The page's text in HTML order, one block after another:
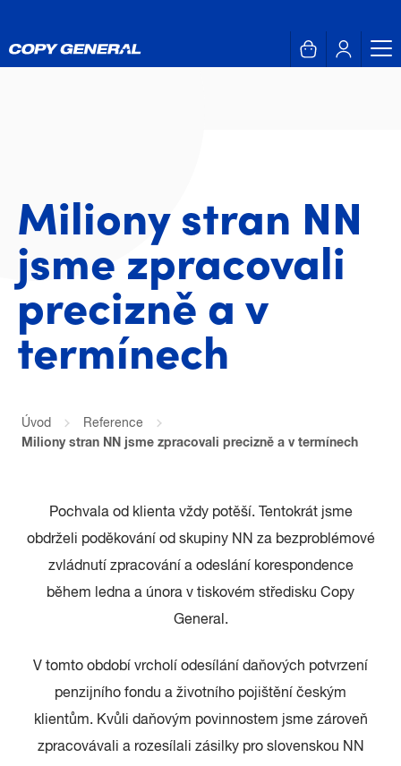
Miliony stran NN
jsme zpracovali
precizně a v
termínech
Úvod
Reference
Miliony stran NN jsme zpracovali precizně a v termínech
Pochvala od klienta vždy potěší. Tentokrát jsme
obdrželi poděkování od skupiny NN za bezproblémové
zvládnutí zpracování a odeslání korespondence
během ledna a února v tiskovém středisku Copy
General.
V tomto období vrcholí odesílání daňových potvrzení
penzijního fondu a životního pojištění českým
klientům. Kvůli daňovým povinnostem jsme zároveň
zpracovávali a rozesílali zásilky pro slovenskou NN